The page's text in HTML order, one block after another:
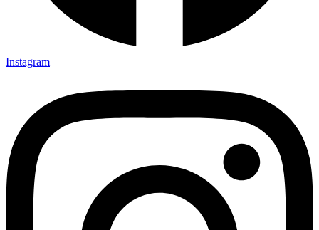
Instagram